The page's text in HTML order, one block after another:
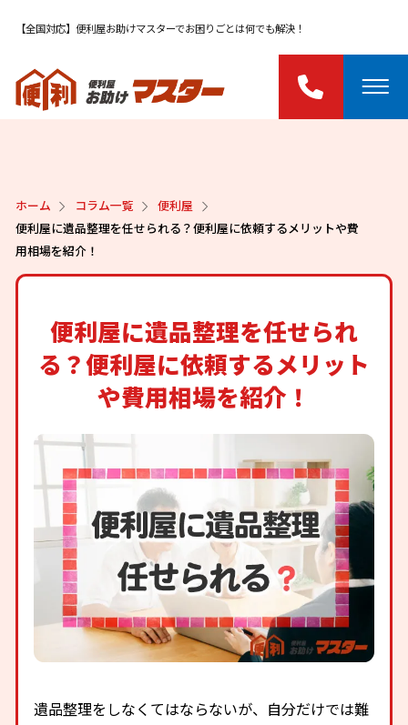
【全国対応】便利屋お助けマスターでお困りごとは何でも解決！
ホーム コラム一覧
便利屋
便利屋に遺品整理を任せられる？便利屋に依頼するメリットや費
用相場を紹介！
便利屋に遺品整理を任せられ
る？便利屋に依頼するメリット
や費用相場を紹介！
遺品整理をしなくてはならないが、自分だけでは難